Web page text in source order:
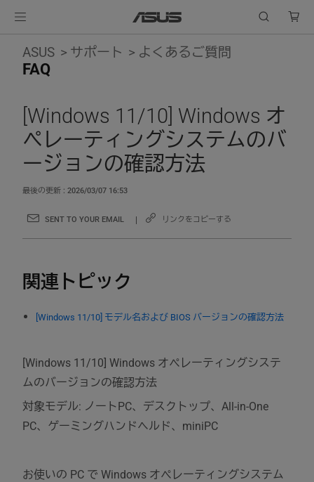
ASUS サポート よくあるご質問
FAQ
[Windows 11/10] Windows オ
ペレーティングシステムのバ
ージョンの確認方法
最後の更新 : 2026/03/07 16:53
SENT TO YOUR EMAIL リンクをコピーする
関連トピック
[Windows 11/10] モデル名および BIOS バージョンの確認方法
[Windows 11/10] Windows オペレーティングシステ
ムのバージョンの確認方法
対象モデル: ノートPC、デスクトップ、All-in-One
PC、ゲーミングハンドヘルド、miniPC
お使いの PC で Windows オペレーティングシステム